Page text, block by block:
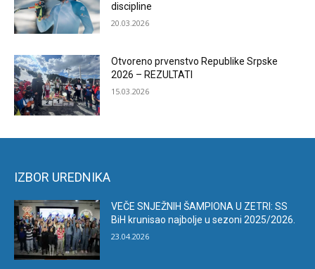
discipline
20.03.2026
Otvoreno prvenstvo Republike Srpske
2026 – REZULTATI
15.03.2026
IZBOR UREDNIKA
VEČE SNJEŽNIH ŠAMPIONA U ZETRI: SS
BiH krunisao najbolje u sezoni 2025/2026.
23.04.2026